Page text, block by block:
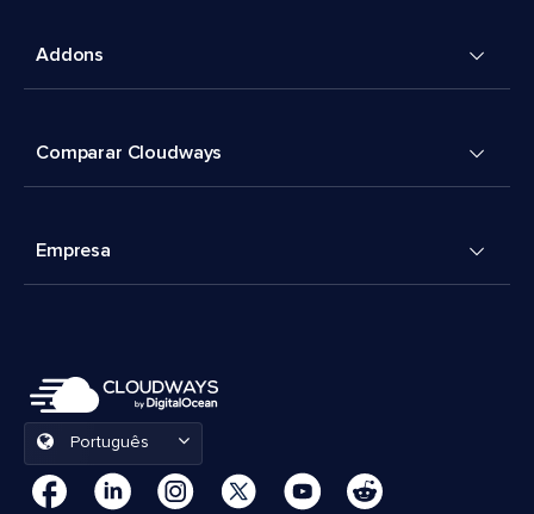
Addons
Comparar Cloudways
Empresa
Português